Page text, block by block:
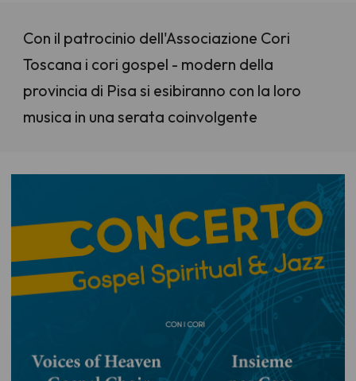
Con il patrocinio dell'Associazione Cori
Toscana i cori gospel - modern della
provincia di Pisa si esibiranno con la loro
musica in una serata coinvolgente